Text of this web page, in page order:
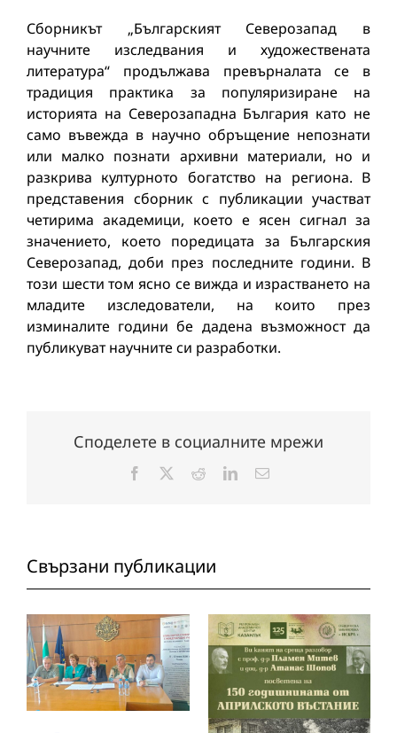
Сборникът „Българският Северозапад в
научните изследвания и художествената
литература“ продължава превърналата се в
традиция практика за популяризиране на
историята на Северозападна България като не
само въвежда в научно обръщение непознати
или малко познати архивни материали, но и
разкрива културното богатство на региона. В
представения сборник с публикации участват
четирима академици, което е ясен сигнал за
значението, което поредицата за Българския
Северозапад, доби през последните години. В
този шести том ясно се вижда и израстването на
младите изследователи, на които през
изминалите години бе дадена възможност да
публикуват научните си разработки.
Споделете в социалните мрежи
Facebook RedditLinkedInЕлектронна
Свързани публикации